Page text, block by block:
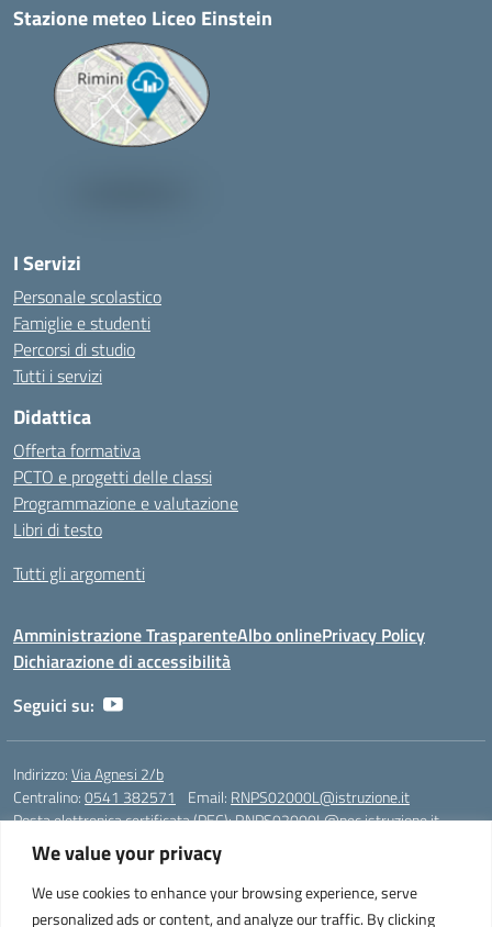
We value your privacy
We use cookies to enhance your browsing experience, serve
personalized ads or content, and analyze our traffic. By clicking
Stazione meteo Liceo Einstein
I Servizi
Personale scolastico
Famiglie e studenti
Percorsi di studio
Tutti i servizi
Didattica
Offerta formativa
PCTO e progetti delle classi
Programmazione e valutazione
Libri di testo
Tutti gli argomenti
Amministrazione TrasparenteAlbo onlinePrivacy Policy
Dichiarazione di accessibilità
Seguici su:
Indirizzo:Via Agnesi 2/b
Centralino:0541 382571 Email: RNPS02000L@istruzione.it
Posta elettronica certificata (PEC):RNPS02000L@pec.istruzione.it
Codice fiscale: 82009530401
Codice meccanografico: RNPS02000L